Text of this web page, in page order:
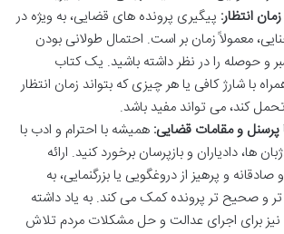
انتظار: پیگیری پرونده های قضایی، به ویژه در
معمولاً زمان بر است. احتمال طولانی بودن
و حوصله را در نظر داشته باشید. یک کتاب
با شارژ کافی یا هر چیزی که بتواند زمان انتظار
تحمل کند، می تواند مفید باشد.
پرسنل و مقامات قضایی: همیشه با احترام و ادب با
ها، دادیاران و بازپرسان برخورد کنید. ارائه
و پرهیز از دروغگویی یا بزرگنمایی، به
و صحیح تر پرونده کمک می کند. به یاد داشته
نیز برای اجرای عدالت و حل مشکلات مردم تلاش